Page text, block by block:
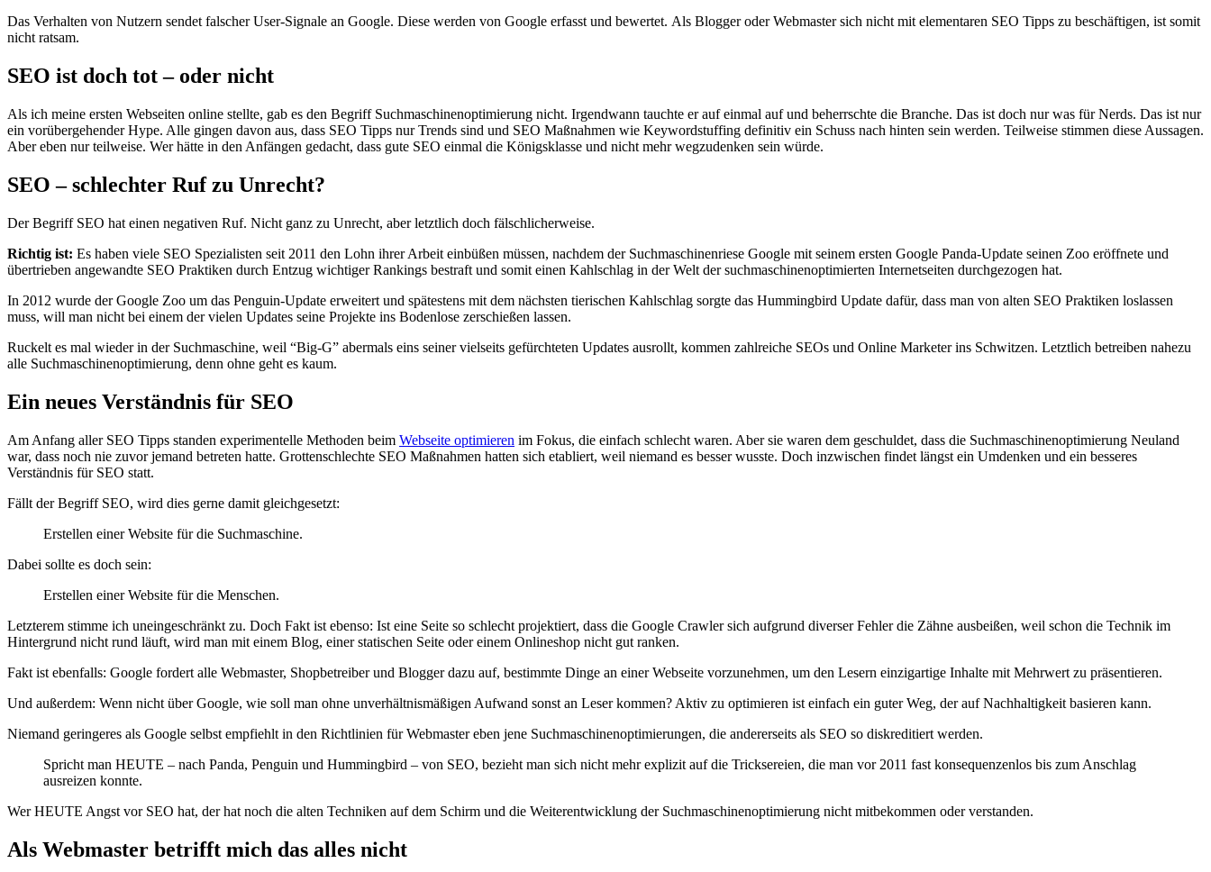
Das Verhalten von Nutzern sendet falscher User-Signale an Google. Diese werden von Google erfasst und bewertet. Als Blogger oder Webmaster sich nicht mit elementaren SEO Tipps zu beschäftigen, ist somit
nicht ratsam.
SEO ist doch tot – oder nicht
Als ich meine ersten Webseiten online stellte, gab es den Begriff Suchmaschinenoptimierung nicht. Irgendwann tauchte er auf einmal auf und beherrschte die Branche. Das ist doch nur was für Nerds. Das ist nur
ein vorübergehender Hype. Alle gingen davon aus, dass SEO Tipps nur Trends sind und SEO Maßnahmen wie Keywordstuffing definitiv ein Schuss nach hinten sein werden. Teilweise stimmen diese Aussagen.
Aber eben nur teilweise. Wer hätte in den Anfängen gedacht, dass gute SEO einmal die Königsklasse und nicht mehr wegzudenken sein würde.
SEO – schlechter Ruf zu Unrecht?
Der Begriff SEO hat einen negativen Ruf. Nicht ganz zu Unrecht, aber letztlich doch fälschlicherweise.
Richtig ist: Es haben viele SEO Spezialisten seit 2011 den Lohn ihrer Arbeit einbüßen müssen, nachdem der Suchmaschinenriese Google mit seinem ersten Google Panda-Update seinen Zoo eröffnete und
übertrieben angewandte SEO Praktiken durch Entzug wichtiger Rankings bestraft und somit einen Kahlschlag in der Welt der suchmaschinenoptimierten Internetseiten durchgezogen hat.
In 2012 wurde der Google Zoo um das Penguin-Update erweitert und spätestens mit dem nächsten tierischen Kahlschlag sorgte das Hummingbird Update dafür, dass man von alten SEO Praktiken loslassen
muss, will man nicht bei einem der vielen Updates seine Projekte ins Bodenlose zerschießen lassen.
Ruckelt es mal wieder in der Suchmaschine, weil “Big-G” abermals eins seiner vielseits gefürchteten Updates ausrollt, kommen zahlreiche SEOs und Online Marketer ins Schwitzen. Letztlich betreiben nahezu
alle Suchmaschinenoptimierung, denn ohne geht es kaum.
Ein neues Verständnis für SEO
Am Anfang aller SEO Tipps standen experimentelle Methoden beim Webseite optimieren im Fokus, die einfach schlecht waren. Aber sie waren dem geschuldet, dass die Suchmaschinenoptimierung Neuland
war, dass noch nie zuvor jemand betreten hatte. Grottenschlechte SEO Maßnahmen hatten sich etabliert, weil niemand es besser wusste. Doch inzwischen findet längst ein Umdenken und ein besseres
Verständnis für SEO statt.
Fällt der Begriff SEO, wird dies gerne damit gleichgesetzt:
Erstellen einer Website für die Suchmaschine.
Dabei sollte es doch sein:
Erstellen einer Website für die Menschen.
Letzterem stimme ich uneingeschränkt zu. Doch Fakt ist ebenso: Ist eine Seite so schlecht projektiert, dass die Google Crawler sich aufgrund diverser Fehler die Zähne ausbeißen, weil schon die Technik im
Hintergrund nicht rund läuft, wird man mit einem Blog, einer statischen Seite oder einem Onlineshop nicht gut ranken.
Fakt ist ebenfalls: Google fordert alle Webmaster, Shopbetreiber und Blogger dazu auf, bestimmte Dinge an einer Webseite vorzunehmen, um den Lesern einzigartige Inhalte mit Mehrwert zu präsentieren.
Und außerdem: Wenn nicht über Google, wie soll man ohne unverhältnismäßigen Aufwand sonst an Leser kommen? Aktiv zu optimieren ist einfach ein guter Weg, der auf Nachhaltigkeit basieren kann.
Niemand geringeres als Google selbst empfiehlt in den Richtlinien für Webmaster eben jene Suchmaschinenoptimierungen, die andererseits als SEO so diskreditiert werden.
Spricht man HEUTE – nach Panda, Penguin und Hummingbird – von SEO, bezieht man sich nicht mehr explizit auf die Tricksereien, die man vor 2011 fast konsequenzenlos bis zum Anschlag
ausreizen konnte.
Wer HEUTE Angst vor SEO hat, der hat noch die alten Techniken auf dem Schirm und die Weiterentwicklung der Suchmaschinenoptimierung nicht mitbekommen oder verstanden.
Als Webmaster betrifft mich das alles nicht